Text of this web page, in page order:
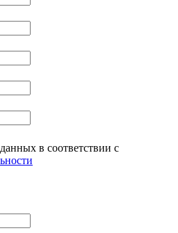
в соответствии с